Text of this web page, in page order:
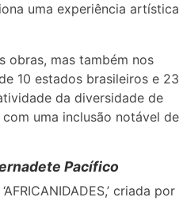
uma experiência artística
obras, mas também nos
10 estados brasileiros e 23
da diversidade de
uma inclusão notável de
Pacífico
criada por